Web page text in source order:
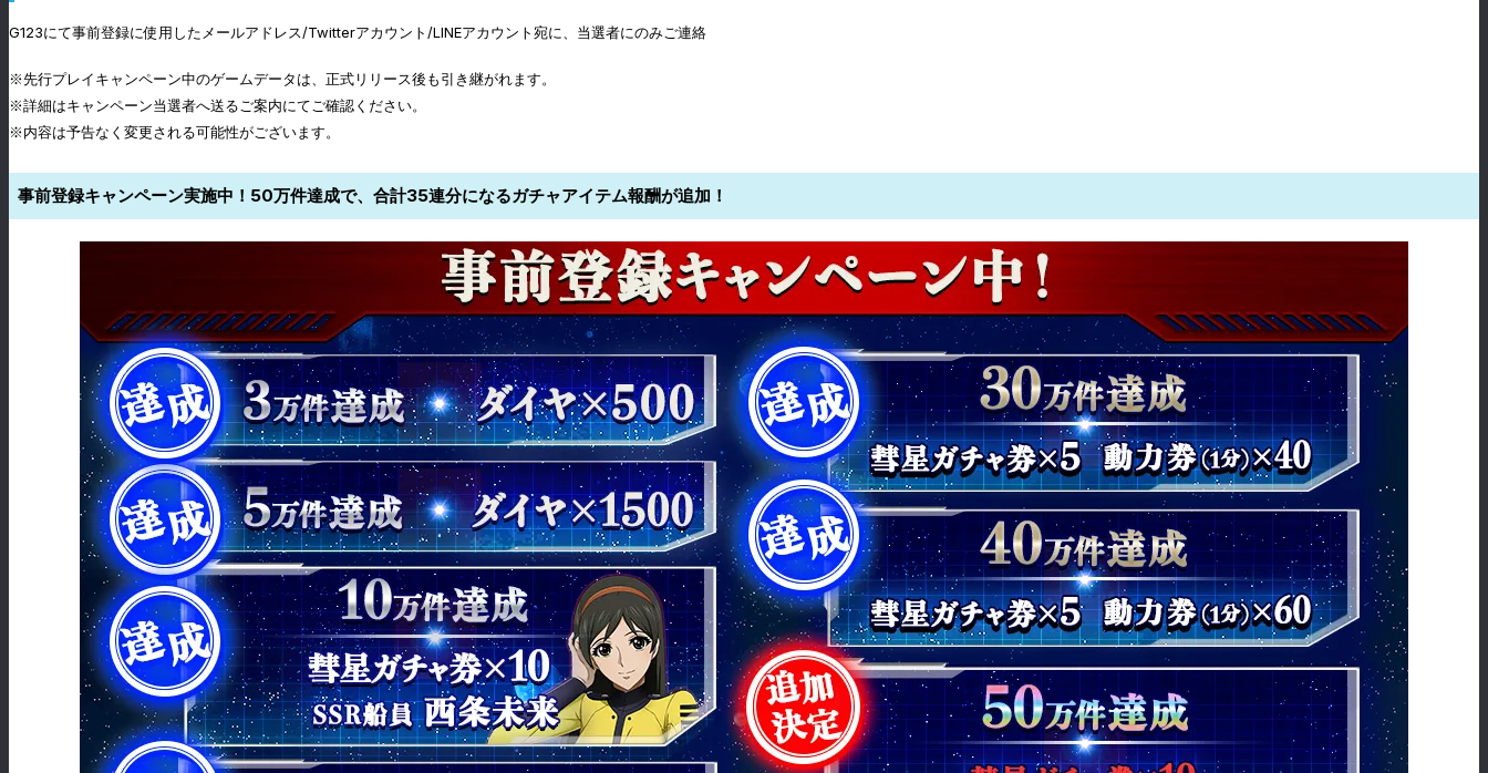
G123にて事前登録に使用したメールアドレス/Twitterアカウント/LINEアカウント宛に、当選者にのみご連絡
※先行プレイキャンペーン中のゲームデータは、正式リリース後も引き継がれます。
※詳細はキャンペーン当選者へ送るご案内にてご確認ください。
※内容は予告なく変更される可能性がございます。
事前登録キャンペーン実施中！50万件達成で、合計35連分になるガチャアイテム報酬が追加！